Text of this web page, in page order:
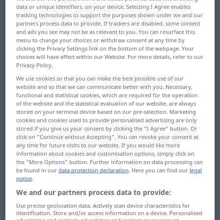
Overview of all translations
(For more details, click/tap on the translation)
Eröffnung
Öffnung, Erweiterung, Lücke, Loch, Bresche,
Spalt
Durchfahrt, Durchlass
Weite, Ausweitung, Spannweite
freie Stelle Lichtung, lichte Stelle
Eröffnung, Beginn, einleitender Teil
data or unique identifiers, on your device. Selecting I Agree enables
tracking technologies to support the purposes shown under we and our
partners process data to provide. If trackers are disabled, some content
and ads you see may not be as relevant to you. You can resurface this
menu to change your choices or withdraw consent at any time by
clicking the Privacy Settings link on the bottom of the webpage. Your
choices will have effect within our Website. For more details, refer to our
Privacy Policy.
We use cookies so that you can make the best possible use of our
website and so that we can communicate better with you. Necessary,
functional and statistical cookies, which are required for the operation
of the website and the statistical evaluation of our website, are always
stored on your terminal device based on our pre-selection. Marketing
cookies and cookies used to provide personalised advertising are only
stored if you give us your consent by clicking the "I Agree" button. Or
click on "Continue without Accepting". You can revoke your consent at
any time for future visits to our website. If you would like more
information about cookies and customisation options, simply click on
the "More Options" button. Further information on data processing can
be found in ourdata protection declaration. Here you can find our legal
notice.
We and our partners process data to provide:
Use precise geolocation data. Actively scan device characteristics for
identification. Store and/or access information on a device. Personalised